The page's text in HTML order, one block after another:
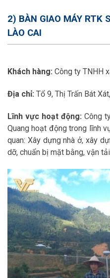
2) BÀN GIAO MÁY RTK
LÀO CAI
Khách hàng: Công ty TNHH
Địa chỉ: Tổ 9, Thị Trấn Bát
Lĩnh vực hoạt động: Công
Quang hoạt động trong lĩnh
quan: Xây dựng nhà ở, xây
dỡ, chuẩn bị mặt bằng, vận